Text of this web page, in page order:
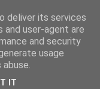
Barkultur,
deliver its services
and user-agent are
and security
usage
IT